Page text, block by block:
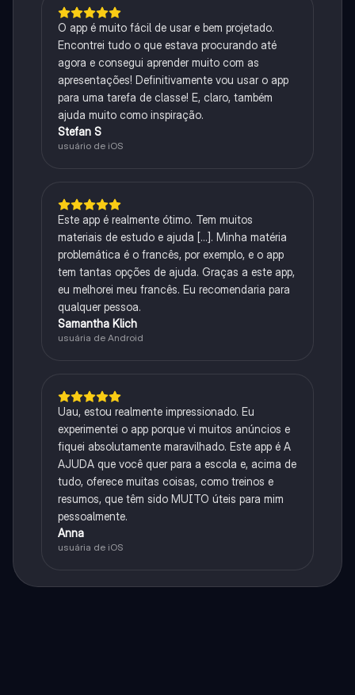
O app é muito fácil de usar e bem projetado.
Encontrei tudo o que estava procurando até
agora e consegui aprender muito com as
apresentações! Definitivamente vou usar o app
para uma tarefa de classe! E, claro, também
ajuda muito como inspiração.
Stefan S
usuário de iOS
Este app é realmente ótimo. Tem muitos
materiais de estudo e ajuda [...]. Minha matéria
problemática é o francês, por exemplo, e o app
tem tantas opções de ajuda. Graças a este app,
eu melhorei meu francês. Eu recomendaria para
qualquer pessoa.
Samantha Klich
usuária de Android
Uau, estou realmente impressionado. Eu
experimentei o app porque vi muitos anúncios e
fiquei absolutamente maravilhado. Este app é A
AJUDA que você quer para a escola e, acima de
tudo, oferece muitas coisas, como treinos e
resumos, que têm sido MUITO úteis para mim
pessoalmente.
Anna
usuária de iOS